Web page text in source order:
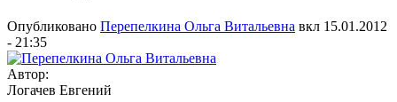
Опубликовано Перепелкина Ольга Витальевна вкл 15.01.2012
- 21:35
Автор:
Логачев Евгений